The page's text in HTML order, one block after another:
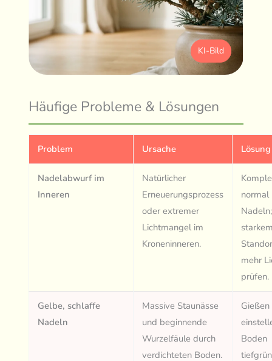
KI-Bild
Häufige Probleme & Lösungen
Problem Ursache Lösung
Nadelabwurf im
Inneren
Natürlicher
Erneuerungsprozess
oder extremer
Lichtmangel im
Kroneninneren.
normal
mehr
prüfen.
Gelbe, schlaffe
Nadeln
Massive Staunässe
und beginnende
Wurzelfäule durch
verdichteten Boden.
Boden